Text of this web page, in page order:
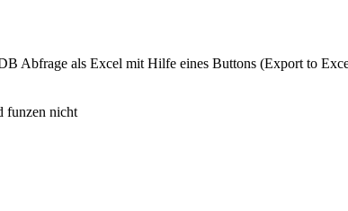
Abfrage als Excel mit Hilfe eines Buttons (Export to
funzen nicht